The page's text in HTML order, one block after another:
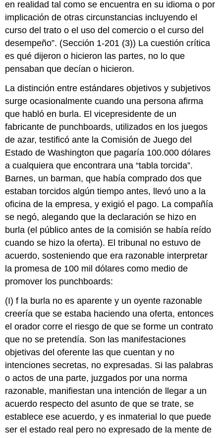
en realidad tal como se encuentra en su idioma o por
implicación de otras circunstancias incluyendo el
curso del trato o el uso del comercio o el curso del
desempeño”. (Sección 1-201 (3)) La cuestión crítica
es qué dijeron o hicieron las partes, no lo que
pensaban que decían o hicieron.
La distinción entre estándares objetivos y subjetivos
surge ocasionalmente cuando una persona afirma
que habló en burla. El vicepresidente de un
fabricante de punchboards, utilizados en los juegos
de azar, testificó ante la Comisión de Juego del
Estado de Washington que pagaría 100.000 dólares
a cualquiera que encontrara una “tabla torcida”.
Barnes, un barman, que había comprado dos que
estaban torcidos algún tiempo antes, llevó uno a la
oficina de la empresa, y exigió el pago. La compañía
se negó, alegando que la declaración se hizo en
burla (el público antes de la comisión se había reído
cuando se hizo la oferta). El tribunal no estuvo de
acuerdo, sosteniendo que era razonable interpretar
la promesa de 100 mil dólares como medio de
promover los punchboards:
(I) f la burla no es aparente y un oyente razonable
creería que se estaba haciendo una oferta, entonces
el orador corre el riesgo de que se forme un contrato
que no se pretendía. Son las manifestaciones
objetivas del oferente las que cuentan y no
intenciones secretas, no expresadas. Si las palabras
o actos de una parte, juzgados por una norma
razonable, manifiestan una intención de llegar a un
acuerdo respecto del asunto de que se trate, se
establece ese acuerdo, y es inmaterial lo que puede
ser el estado real pero no expresado de la mente de